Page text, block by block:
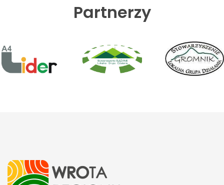
Partnerzy